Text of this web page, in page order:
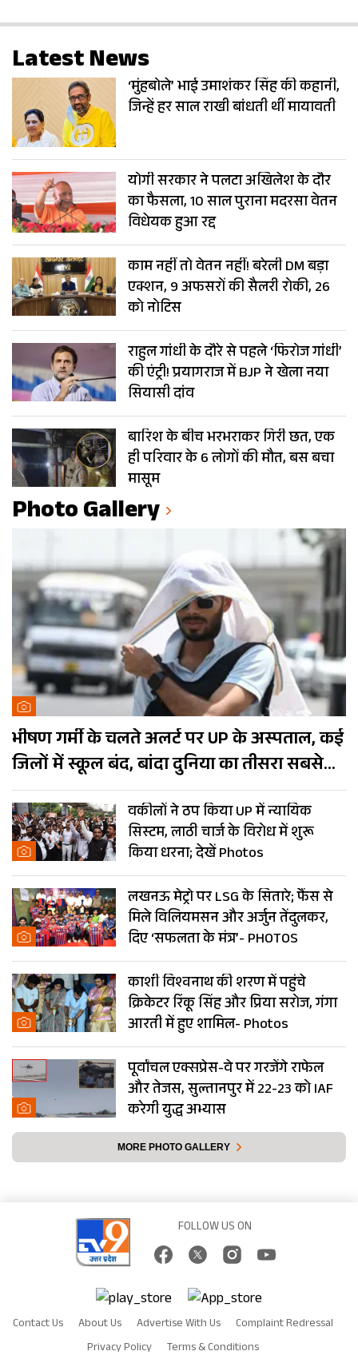
Latest News
‘मुंहबोले’ भाई उमाशंकर सिंह की कहानी,
जिन्हें हर साल राखी बांधती थीं मायावती
योगी सरकार ने पलटा अखिलेश के दौर
का फैसला, 10 साल पुराना मदरसा वेतन
विधेयक हुआ रद्द
काम नहीं तो वेतन नहीं! बरेली DM बड़ा
एक्शन, 9 अफसरों की सैलरी रोकी, 26
को नोटिस
राहुल गांधी के दौरे से पहले ‘फिरोज गांधी’
की एंट्री! प्रयागराज में BJP ने खेला नया
सियासी दांव
बारिश के बीच भरभराकर गिरी छत, एक
ही परिवार के 6 लोगों की मौत, बस बचा
मासूम
Photo Gallery
भीषण गर्मी के चलते अलर्ट पर UP के अस्पताल, कई
जिलों में स्कूल बंद, बांदा दुनिया का तीसरा सबसे
गर्म शहर
वकीलों ने ठप किया UP में न्यायिक
सिस्टम, लाठी चार्ज के विरोध में शुरू
किया धरना; देखें Photos
लखनऊ मेट्रो पर LSG के सितारे; फैंस से
मिले विलियमसन और अर्जुन तेंदुलकर,
दिए ‘सफलता के मंत्र’- PHOTOS
काशी विश्वनाथ की शरण में पहुंचे
क्रिकेटर रिंकू सिंह और प्रिया सरोज, गंगा
आरती में हुए शामिल- Photos
पूर्वांचल एक्सप्रेस-वे पर गरजेंगे राफेल
और तेजस, सुल्तानपुर में 22-23 को IAF
करेगी युद्ध अभ्यास
MORE PHOTO GALLERY
FOLLOW US ON
Contact Us About Us Advertise With Us
Complaint Redressal
Privacy Policy
Terms & Conditions